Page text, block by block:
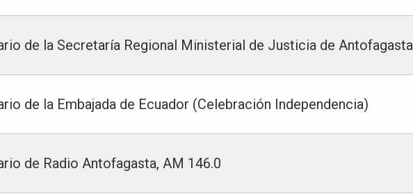
de la Secretaría Regional Ministerial de Justicia de Antofagasta
de la Embajada de Ecuador (Celebración Independencia)
de Radio Antofagasta, AM 146.0